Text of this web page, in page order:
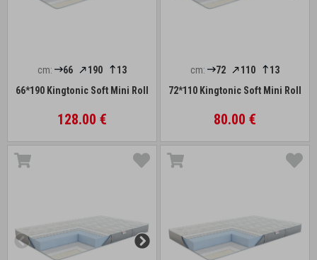
cm: 66 190
13
66*190 Kingtonic Soft Mini Roll
128.00 €
cm: 72 110
13
72*110 Kingtonic Soft Mini Roll
80.00 €